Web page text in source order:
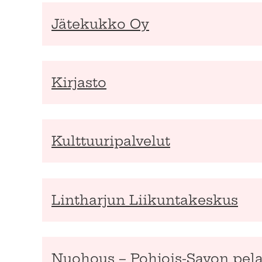
Jätekukko Oy
Kirjasto
Kulttuuripalvelut
Lintharjun Liikuntakeskus
Nuohous – Pohjois-Savon